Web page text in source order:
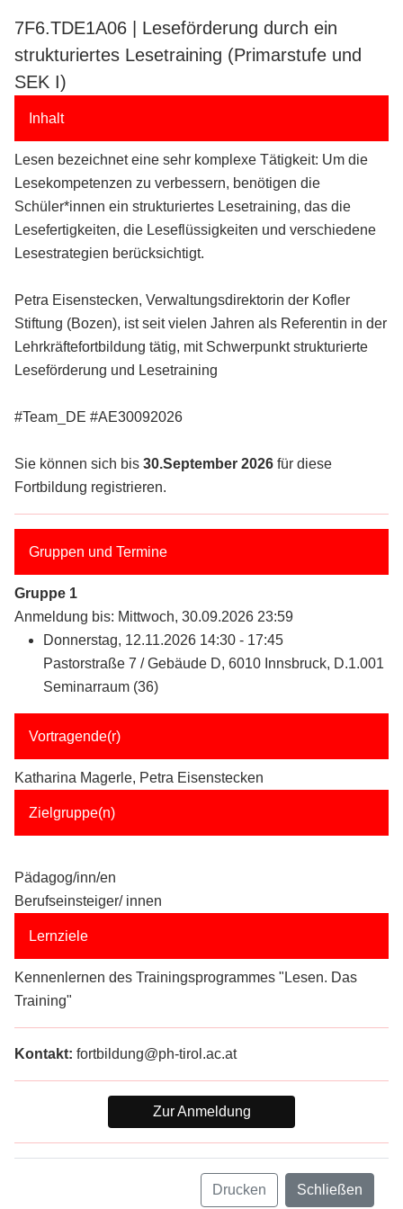
7F6.TDE1A06 | Leseförderung durch ein
strukturiertes Lesetraining (Primarstufe und
SEK I)
Inhalt
Lesen bezeichnet eine sehr komplexe Tätigkeit: Um die
Lesekompetenzen zu verbessern, benötigen die
Schüler*innen ein strukturiertes Lesetraining, das die
Lesefertigkeiten, die Leseflüssigkeiten und verschiedene
Lesestrategien berücksichtigt.
Petra Eisenstecken, Verwaltungsdirektorin der Kofler
Stiftung (Bozen), ist seit vielen Jahren als Referentin in der
Lehrkräftefortbildung tätig, mit Schwerpunkt strukturierte
Leseförderung und Lesetraining
#Team_DE #AE30092026
Sie können sich bis 30.September 2026 für diese
Fortbildung registrieren.
Gruppen und Termine
Gruppe 1
Anmeldung bis: Mittwoch, 30.09.2026 23:59
Donnerstag, 12.11.2026 14:30 - 17:45
Pastorstraße 7 / Gebäude D, 6010 Innsbruck, D.1.001
Seminarraum (36)
Vortragende(r)
Katharina Magerle, Petra Eisenstecken
Zielgruppe(n)
Pädagog/inn/en
Berufseinsteiger/ innen
Lernziele
Kennenlernen des Trainingsprogrammes "Lesen. Das
Training"
Kontakt: fortbildung@ph-tirol.ac.at
Zur Anmeldung
Drucken Schließen